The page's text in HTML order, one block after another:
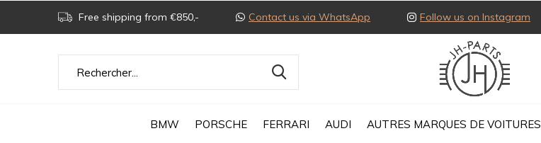
BMW PORSCHE FERRARI AUDI AUTRES MARQUES DE VOITURES
Free shipping from €850,- Contact us via WhatsApp Follow us on Instagram